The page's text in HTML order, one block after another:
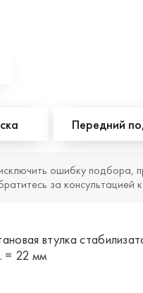
Передний
ошибку подбора,
за консультацией
втулка
= 22 мм